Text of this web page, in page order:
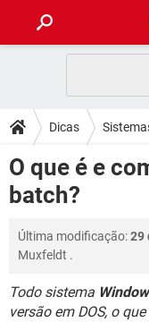
CELULAR
OUTLOOK
INSTAGRAM
DICAS
JOGOS
CELULAR
INSTAGRAM
DOWNLOADS
JOGOS
OUTLOOK
INSTAGRAM
GUIA DE COMPRAS
FÓRUM
JOGOS
OUTLOOK
GLOSSÁRIO
JOGOS
CELULAR
Dicas
O que é e
batch?
Última modificação:29
Muxfeldt .
Todo sistema
versão em DOS, o